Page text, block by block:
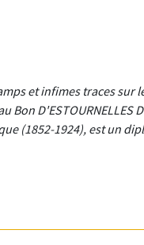
et infimes traces sur
D'ESTOURNELLES
(1852-1924), est un